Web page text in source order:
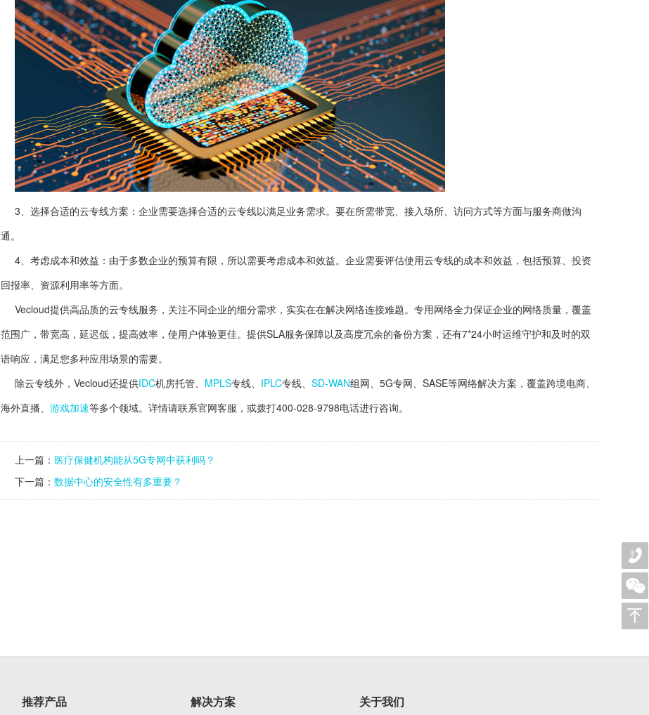
3、选择合适的云专线方案：企业需要选择合适的云专线以满足业务需求。要在所需带宽、接入场所、访问方式等方面与服务商做沟
通。
4、考虑成本和效益：由于多数企业的预算有限，所以需要考虑成本和效益。企业需要评估使用云专线的成本和效益，包括预算、投资
回报率、资源利用率等方面。
Vecloud提供高品质的云专线服务，关注不同企业的细分需求，实实在在解决网络连接难题。专用网络全力保证企业的网络质量，覆盖
范围广，带宽高，延迟低，提高效率，使用户体验更佳。提供SLA服务保障以及高度冗余的备份方案，还有7*24小时运维守护和及时的双
语响应，满足您多种应用场景的需要。
除云专线外，Vecloud还提供IDC机房托管、 MPLS专线、 IPLC专线、 SD-WAN组网、5G专网、SASE等网络解决方案，覆盖跨境电商、
海外直播、 游戏加速等多个领域。详情请联系官网客服，或拨打400-028-9798电话进行咨询。
上一篇： 医疗保健机构能从5G专网中获利吗？
下一篇： 数据中心的安全性有多重要？
推荐产品 解决方案 关于我们